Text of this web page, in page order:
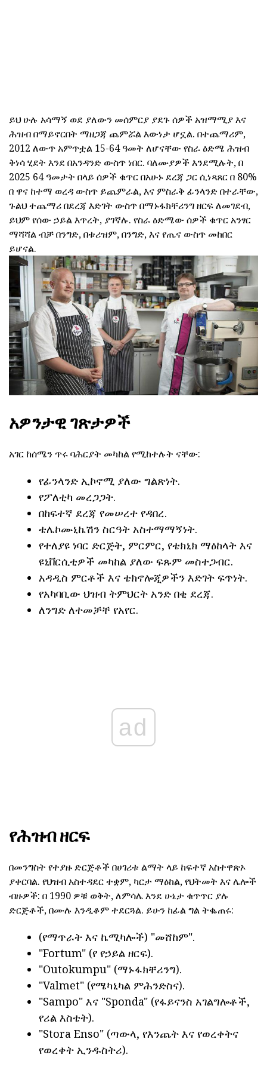
ይህ ሁሉ አሳማኝ ወደ ያለውን መሰምርያ ያደጉ ሰዎች አዝማሚያ እና
ሕዝብ በማይኖርበት ማዘጋጃ ጨምሯል እውነታ ሆኗል. በተጨማሪም,
2012 ለውጥ አምጥቷል 15-64 ዓመት ለሆናቸው የስራ ዕድሜ ሕዝብ
ቅነሳ ሂደት እንደ በአንዳንድ ውስጥ ነበር. ባለሙያዎች እንደሚሉት, በ
2025 64 ዓመታት በላይ ሰዎች ቁጥር በአሁኑ ደረጃ ጋር ሲነጻጸር በ 80%
በ ዋና ከተማ ወረዳ ውስጥ ይጨምራል, እና ምስራቅ ፊንላንድ በተራቸው,
ጉልህ ተጨማሪ በደረጃ እድገት ውስጥ በማኑፋክቸሪንግ ዘርፍ ለመገደብ,
ይህም የሰው ኃይል እጥረት, ያገኛሉ. የስራ ዕድሜው ሰዎች ቁጥር አንፃር
ማሻሻል ብቻ በንግድ, በቱሪዝም, በንግድ, እና የጤና ውስጥ መከበር
ይሆናል.
አዎንታዊ ገጽታዎች
አገር ከሰሜን ጥሩ ባሕርያት መካከል የሚከተሉት ናቸው:
የፊንላንድ ኢኮኖሚ ያለው ግልጽነት.
የፖለቲካ መረጋጋት.
በከፍተኛ ደረጃ የመሠረተ የዳበረ.
ቴሌኮሙኒኬሽን ስርዓት አስተማማኝነት.
የተለያዩ ነባር ድርጅት, ምርምር, የቴክኒክ ማዕከላት እና
ዩኒቨርሲቲዎች መካከል ያለው ፍጹም መስተጋብር.
አዳዲስ ምርቶች እና ቴክኖሎጂዎችን እድገት ፍጥነት.
የአካባቢው ህዝብ ትምህርት አንድ በቂ ደረጃ.
ለንግድ ለተመቻቸ የአየር.
ad
የሕዝብ ዘርፍ
በመንግስት የተያዙ ድርጅቶች በሀገሪቱ ልማት ላይ ከፍተኛ አስተዋጽኦ
ያቀርባል. የህዝብ አስተዳደር ተቋም, ካርታ ማዕከል, የህትመት እና ሌሎች
ብዙዎች: በ 1990 ዎቹ ወቅት, ለምሳሌ እንደ ሁኔታ ቁጥጥር ያሉ
ድርጅቶች, በሙሉ እንዲቆም ተደርጓል. ይሁን ከፊል ግል ትቈጠሩ:
(የማጥራት እና ኬሚካሎች) "መሸከም".
"Fortum" (የ የኃይል ዘርፍ).
"Outokumpu" (ማኑፋክቸሪንግ).
"Valmet" (የሜካኒካል ምሕንድስና).
"Sampo" እና "Sponda" (የፋይናንስ አገልግሎቶች,
የሪል እስቴት).
"Stora Enso" (ጣውላ, የእንጨት እና የወረቀትና
የወረቀት ኢንዱስትሪ).